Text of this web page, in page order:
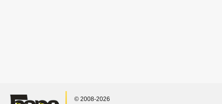
© 2008-2026